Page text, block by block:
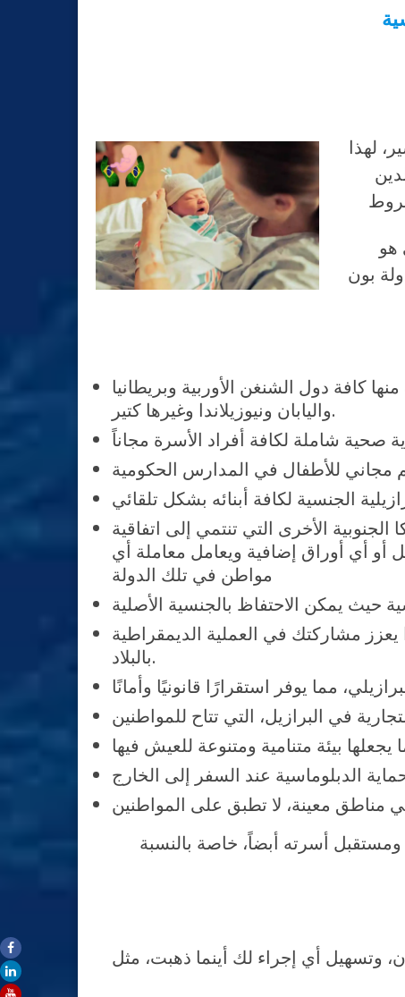
لهذا
هو
بشكل مطرد، وجواز السفر البرازيلي الحادي عشر عالميا ويسم بدخول 164 دولة بون
164 دولة بدون تأشيرة منها كافة دول الشنغن الأوربية وبريطانيا
واليابان ونيوزيلاندا وغيرها كتير.
مجاني للأطفال في المدارس الحكومية
الجنسية لكافة أبنائه بشكل تلقائي
الأخرى التي تنتمي إلى اتفاقية
أي أوراق إضافية ويعامل معاملة أي
مواطن في تلك الدولة
حيث يمكن الاحتفاظ بالجنسية الأصلية
مشاركتك في العملية الديمقراطية
بالبلاد.
أسرته أبضاً، خاصة بالنسبة
وتسهيل أي إجراء لك أينما ذهبت، مثل